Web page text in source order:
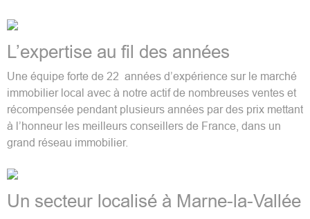
L’expertise au fil des années
Une équipe forte de 22 années d’expérience sur le marché
immobilier local avec à notre actif de nombreuses ventes et
récompensée pendant plusieurs années par des prix mettant
à l’honneur les meilleurs conseillers de France, dans un
grand réseau immobilier.
Un secteur localisé à Marne-la-Vallée